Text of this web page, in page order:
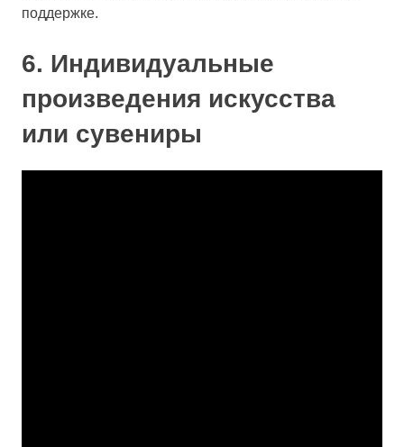
поддержке.
6. Индивидуальные
произведения искусства
или сувениры